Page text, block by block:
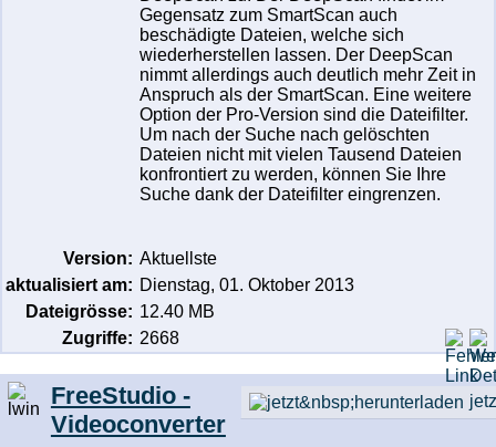
Gegensatz zum SmartScan auch
beschädigte Dateien, welche sich
wiederherstellen lassen. Der DeepScan
nimmt allerdings auch deutlich mehr Zeit in
Anspruch als der SmartScan. Eine weitere
Option der Pro-Version sind die Dateifilter.
Um nach der Suche nach gelöschten
Dateien nicht mit vielen Tausend Dateien
konfrontiert zu werden, können Sie Ihre
Suche dank der Dateifilter eingrenzen.
Version: Aktuellste
aktualisiert am: Dienstag, 01. Oktober 2013
Dateigrösse: 12.40 MB
Zugriffe: 2668
FreeStudio -
Videoconverter